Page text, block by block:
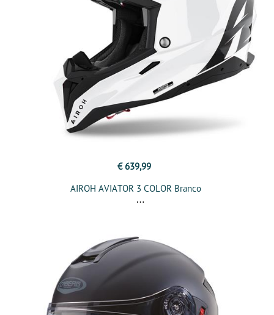
€ 639,99
AIROH AVIATOR 3 COLOR Branco